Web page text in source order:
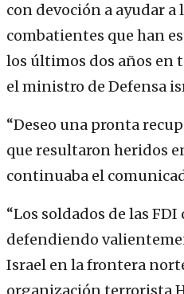
con devoción a ayudar a
combatientes que han
los últimos dos años en
el ministro de Defensa
“Deseo una pronta
que resultaron heridos
continuaba el
“Los soldados de las
defendiendo
Israel en la frontera